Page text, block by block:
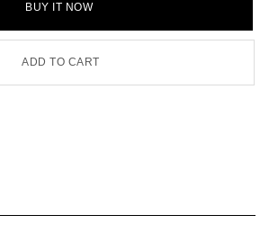
BUY IT NOW
ADD TO CART